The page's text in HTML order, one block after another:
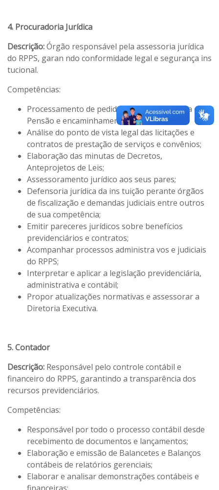
4. Procuradoria Jurídica
Descrição:Órgão responsável pela assessoria jurídica
do RPPS, garan ndo conformidade legal e segurança ins
tucional.
Competências:
Processamento de pedidos de aposentadoria e
Pensão e encaminhamento ao TCEPR;
Análise do ponto de vista legal das licitações e
contratos de prestação de serviços e convênios;
Elaboração das minutas de Decretos,
Anteprojetos de Leis;
Assessoramento jurídico aos seus pares;
Defensoria jurídica da ins tuição perante órgãos
de fiscalização e demandas judiciais entre outros
de sua competência;
Emitir pareceres jurídicos sobre benefícios
previdenciários e contratos;
Acompanhar processos administra vos e judiciais
do RPPS;
Interpretar e aplicar a legislação previdenciária,
administrativa e contábil;
Propor atualizações normativas e assessorar a
Diretoria Executiva.
5. Contador
Descrição: Responsável pelo controle contábil e
financeiro do RPPS, garantindo a transparência dos
recursos previdenciários.
Competências:
Responsável por todo o processo contábil desde
recebimento de documentos e lançamentos;
Elaboração e emissão de Balancetes e Balanços
contábeis de relatórios gerenciais;
Elaborar e analisar demonstrações contábeis e